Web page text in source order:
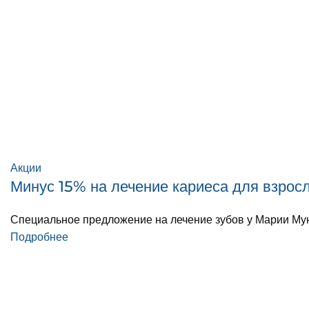
Акции
Минус 15% на лечение кариеса для
Специальное предложение на лечение зубов у Марии
Подробнее